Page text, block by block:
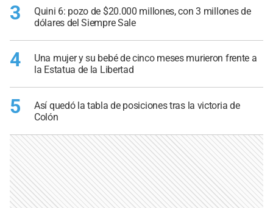
3
Quini 6: pozo de $20.000 millones, con 3 millones de
dólares del Siempre Sale
4
Una mujer y su bebé de cinco meses murieron frente a
la Estatua de la Libertad
5
Así quedó la tabla de posiciones tras la victoria de
Colón